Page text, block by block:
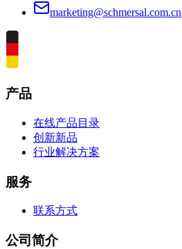
marketing@schmersal.com.cn
产品
在线产品目录
创新新品
行业解决方案
服务
联系方式
公司简介